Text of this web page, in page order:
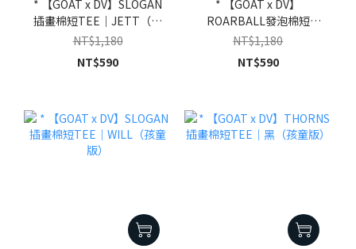
* 【GOAT x DV】SLOGAN
插畫棉短TEE｜JETT（孩
童版）
NT$1,180
NT$590
* 【GOAT x DV】
ROARBALL發泡棉短
TEE（孩童版）
NT$1,180
NT$590